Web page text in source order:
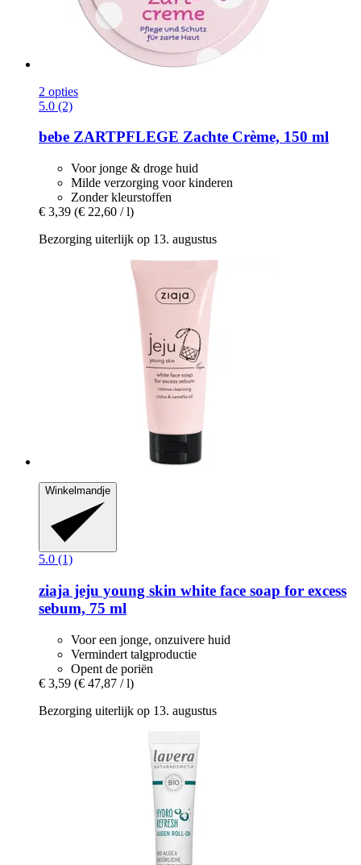
2 opties
5.0 (2)
bebe ZARTPFLEGE Zachte Crème, 150 ml
Voor jonge & droge huid
Milde verzorging voor kinderen
Zonder kleurstoffen
€ 3,39 (€ 22,60 / l)
Bezorging uiterlijk op 13. augustus
Winkelmandje
5.0 (1)
ziaja jeju young skin white face soap for excess
sebum, 75 ml
Voor een jonge, onzuivere huid
Vermindert talgproductie
Opent de poriën
€ 3,59 (€ 47,87 / l)
Bezorging uiterlijk op 13. augustus